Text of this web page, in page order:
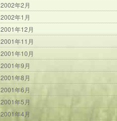
2002年2月
2002年1月
2001年12月
2001年11月
2001年10月
2001年9月
2001年8月
2001年6月
2001年5月
2001年4月